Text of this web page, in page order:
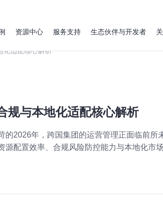
资源中心 服务支持 生态伙伴与开发者
化适配核心解析
规与本地化适配核心解析
的2026年，跨国集团的运营管理正面临前
配置效率、合规风险防控能力与本地化市场